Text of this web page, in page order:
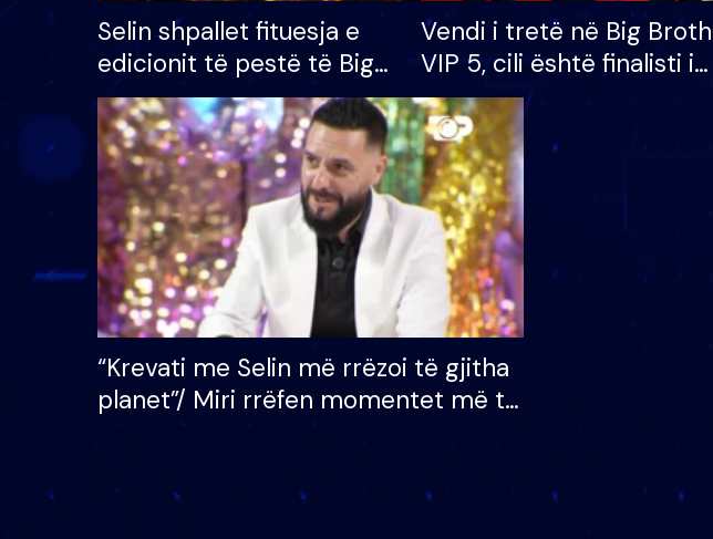
Selin shpallet fituesja e
edicionit të pestë të Big
Brother VIP, rrëmben
çmimin e madh prej 100
mijë eurosh
Vendi i tretë në Big
VIP 5, cili është finalisti i
radhës që lë shtëpinë
“Krevati me Selin më rrëzoi të gjitha
planet”/ Miri rrëfen momentet më të
bukura në shtëpinë e BB VIP: Do më